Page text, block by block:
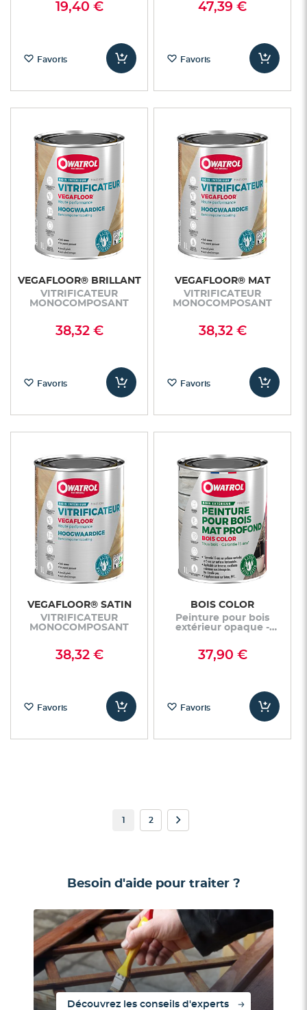
19,40 €
Favoris
47,39 €
Favoris
VEGAFLOOR® BRILLANT
VITRIFICATEUR
MONOCOMPOSANT
38,32 €
Favoris
VEGAFLOOR® MAT
VITRIFICATEUR
MONOCOMPOSANT
38,32 €
Favoris
VEGAFLOOR® SATIN
VITRIFICATEUR
MONOCOMPOSANT
38,32 €
Favoris
BOIS COLOR
Peinture pour bois
extérieur opaque -
37,90 €
Favoris
Page
Vous
la
1 Page
2
Besoin d'aide pour traiter ?
Découvrez les conseils d'experts